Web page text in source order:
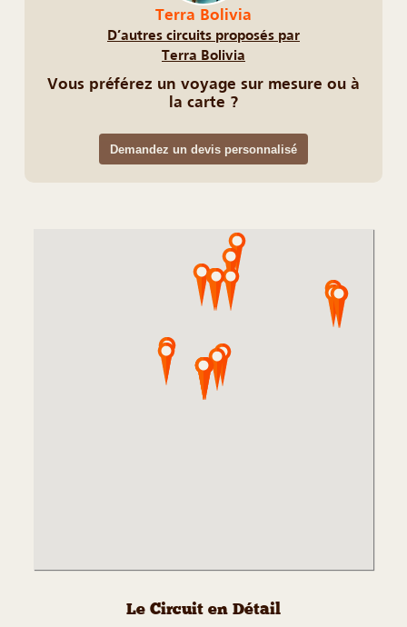
Terra Bolivia
D’autres circuits proposés par
Terra Bolivia
Vous préférez un voyage sur mesure ou à
la carte ?
Demandez un devis personnalisé
Le Circuit en Détail